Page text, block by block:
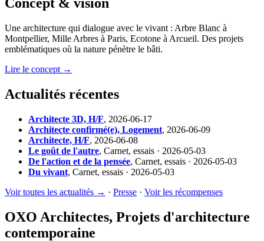
Concept & vision
Une architecture qui dialogue avec le vivant : Arbre Blanc à
Montpellier, Mille Arbres à Paris, Ecotone à Arcueil. Des projets
emblématiques où la nature pénètre le bâti.
Lire le concept →
Actualités récentes
Architecte 3D, H/F, 2026-06-17
Architecte confirmé(e), Logement, 2026-06-09
Architecte, H/F, 2026-06-08
Le goût de l'autre, Carnet, essais · 2026-05-03
De l'action et de la pensée, Carnet, essais · 2026-05-03
Du vivant, Carnet, essais · 2026-05-03
Voir toutes les actualités → · Presse · Voir les récompenses
OXO Architectes, Projets d'architecture
contemporaine